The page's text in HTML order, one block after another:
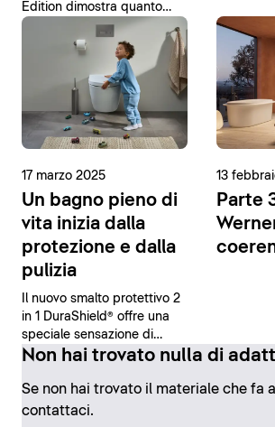
Edition dimostra quanto
possa essere semplice
raggiungere la perfezione.
17 marzo 2025
Un bagno pieno di
vita inizia dalla
protezione e dalla
pulizia
Il nuovo smalto protettivo 2
in 1 DuraShield® offre una
speciale sensazione di
sicurezza e comfort grazie
antibatteriche e alla facilità
di pulizia.
13
Parte
Non hai trovato nulla di
Se non hai trovato il materiale che fa
contattaci.